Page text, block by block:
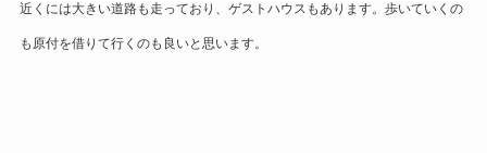
近くには大きい道路も走っており、ゲストハウスもあります。歩いていくの
も原付を借りて行くのも良いと思います。​